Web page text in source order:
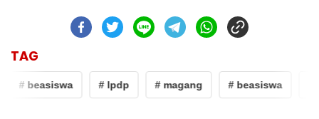
TAG
# beasiswa # lpdp # magang # beasiswa